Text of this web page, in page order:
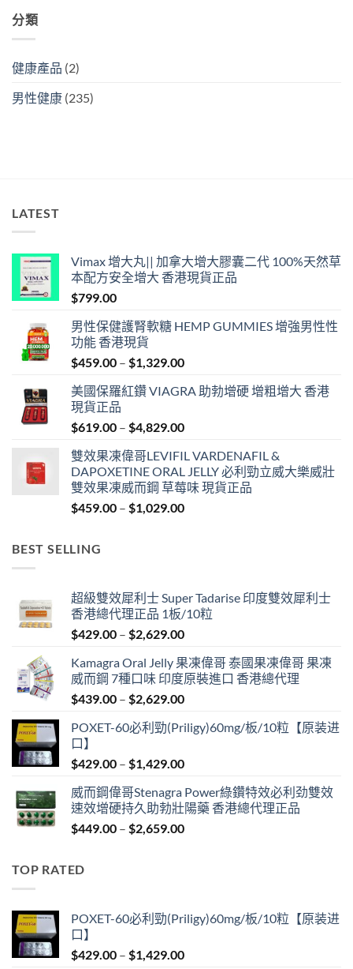
分類
健康產品 (2)
男性健康 (235)
LATEST
Vimax 增大丸|| 加拿大增大膠囊二代 100%天然草
本配方安全增大 香港現貨正品
$799.00
男性保健護腎軟糖 HEMP GUMMIES 增強男性性
功能 香港現貨
$459.00 – $1,329.00Price
$459.00
$1,329.00
美國保羅紅鑽 VIAGRA 助勃增硬 增粗增大 香港
現貨正品
$619.00 – $4,829.00Price
$619.00
through
$4,829.00
雙效果凍偉哥LEVIFIL VARDENAFIL &
DAPOXETINE ORAL JELLY 必利勁立威大樂威壯
雙效果凍威而鋼 草莓味 現貨正品
$459.00 – $1,029.00Price
BEST SELLING
超級雙效犀利士 Super Tadarise 印度雙效犀利士
香港總代理正品 1板/10粒
$429.00 – $2,629.00Price
$429.00
through
$2,629.00
Kamagra Oral Jelly 果凍偉哥 泰國果凍偉哥 果凍
威而鋼 7種口味 印度原裝進口 香港總代理
$439.00 – $2,629.00Price
$439.00
$2,629.00
POXET-60必利勁(Priligy)60mg/板/10粒【原装进
口】
$429.00 – $1,429.00Price
$429.00
through
$1,429.00
威而鋼偉哥Stenagra Power綠鑽特效必利劲雙效
速效增硬持久助勃壯陽藥 香港總代理正品
$449.00 – $2,659.00Price
TOP RATED
POXET-60必利勁(Priligy)60mg/板/10粒【原装进
口】
$429.00 – $1,429.00Price